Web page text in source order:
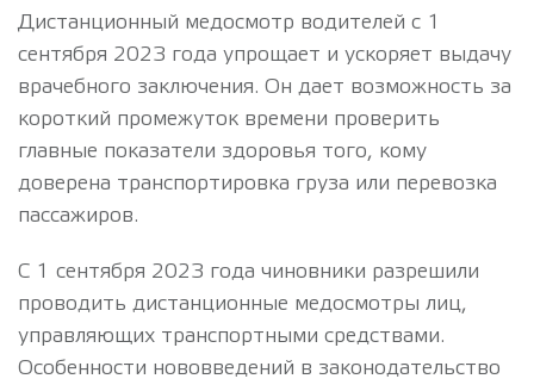
Дистанционный медосмотр водителей с 1
сентября 2023 года упрощает и ускоряет выдачу
врачебного заключения. Он дает возможность за
короткий промежуток времени проверить
главные показатели здоровья того, кому
доверена транспортировка груза или перевозка
пассажиров.
С 1 сентября 2023 года чиновники разрешили
проводить дистанционные медосмотры лиц,
управляющих транспортными средствами.
Особенности нововведений в законодательство